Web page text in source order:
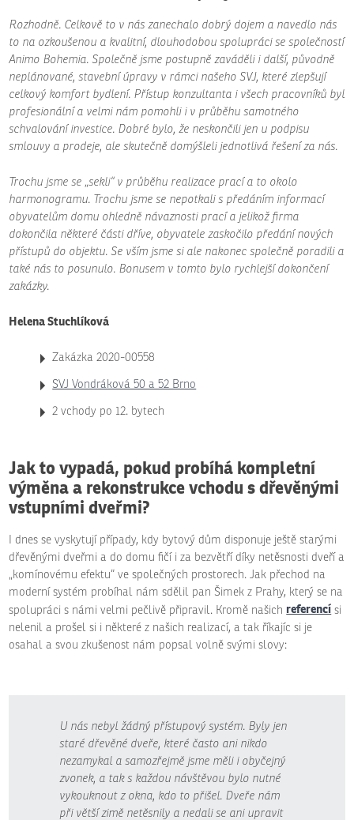
Rozhodně. Celkově to v nás zanechalo dobrý dojem a navedlo nás
to na ozkoušenou a kvalitní, dlouhodobou spolupráci se společností
Animo Bohemia. Společně jsme postupně zaváděli i další, původně
neplánované, stavební úpravy v rámci našeho SVJ, které zlepšují
celkový komfort bydlení. Přístup konzultanta i všech pracovníků byl
profesionální a velmi nám pomohli i v průběhu samotného
schvalování investice. Dobré bylo, že neskončili jen u podpisu
smlouvy a prodeje, ale skutečně domýšleli jednotlivá řešení za nás.
Trochu jsme se „sekli“ v průběhu realizace prací a to okolo
harmonogramu. Trochu jsme se nepotkali s předáním informací
obyvatelům domu ohledně návaznosti prací a jelikož firma
dokončila některé části dříve, obyvatele zaskočilo předání nových
přístupů do objektu. Se vším jsme si ale nakonec společně poradili a
také nás to posunulo. Bonusem v tomto bylo rychlejší dokončení
zakázky.
Helena Stuchlíková
Zakázka 2020-00558
SVJ Vondráková 50 a 52 Brno
2 vchody po 12. bytech
Jak to vypadá, pokud probíhá kompletní
výměna a rekonstrukce vchodu s dřevěnými
vstupními dveřmi?
I dnes se vyskytují případy, kdy bytový dům disponuje ještě starými
dřevěnými dveřmi a do domu fičí i za bezvětří díky netěsnosti dveří a
„komínovému efektu“ ve společných prostorech. Jak přechod na
moderní systém probíhal nám sdělil pan Šimek z Prahy, který se na
spolupráci s námi velmi pečlivě připravil. Kromě našich referencí si
nelenil a prošel si i některé z našich realizací, a tak říkajíc si je
osahal a svou zkušenost nám popsal volně svými slovy:
U nás nebyl žádný přístupový systém. Byly jen
staré dřevěné dveře, které často ani nikdo
nezamykal a samozřejmě jsme měli i obyčejný
zvonek, a tak s každou návštěvou bylo nutné
vykouknout z okna, kdo to přišel. Dveře nám
při větší zimě netěsnily a nedali se ani upravit